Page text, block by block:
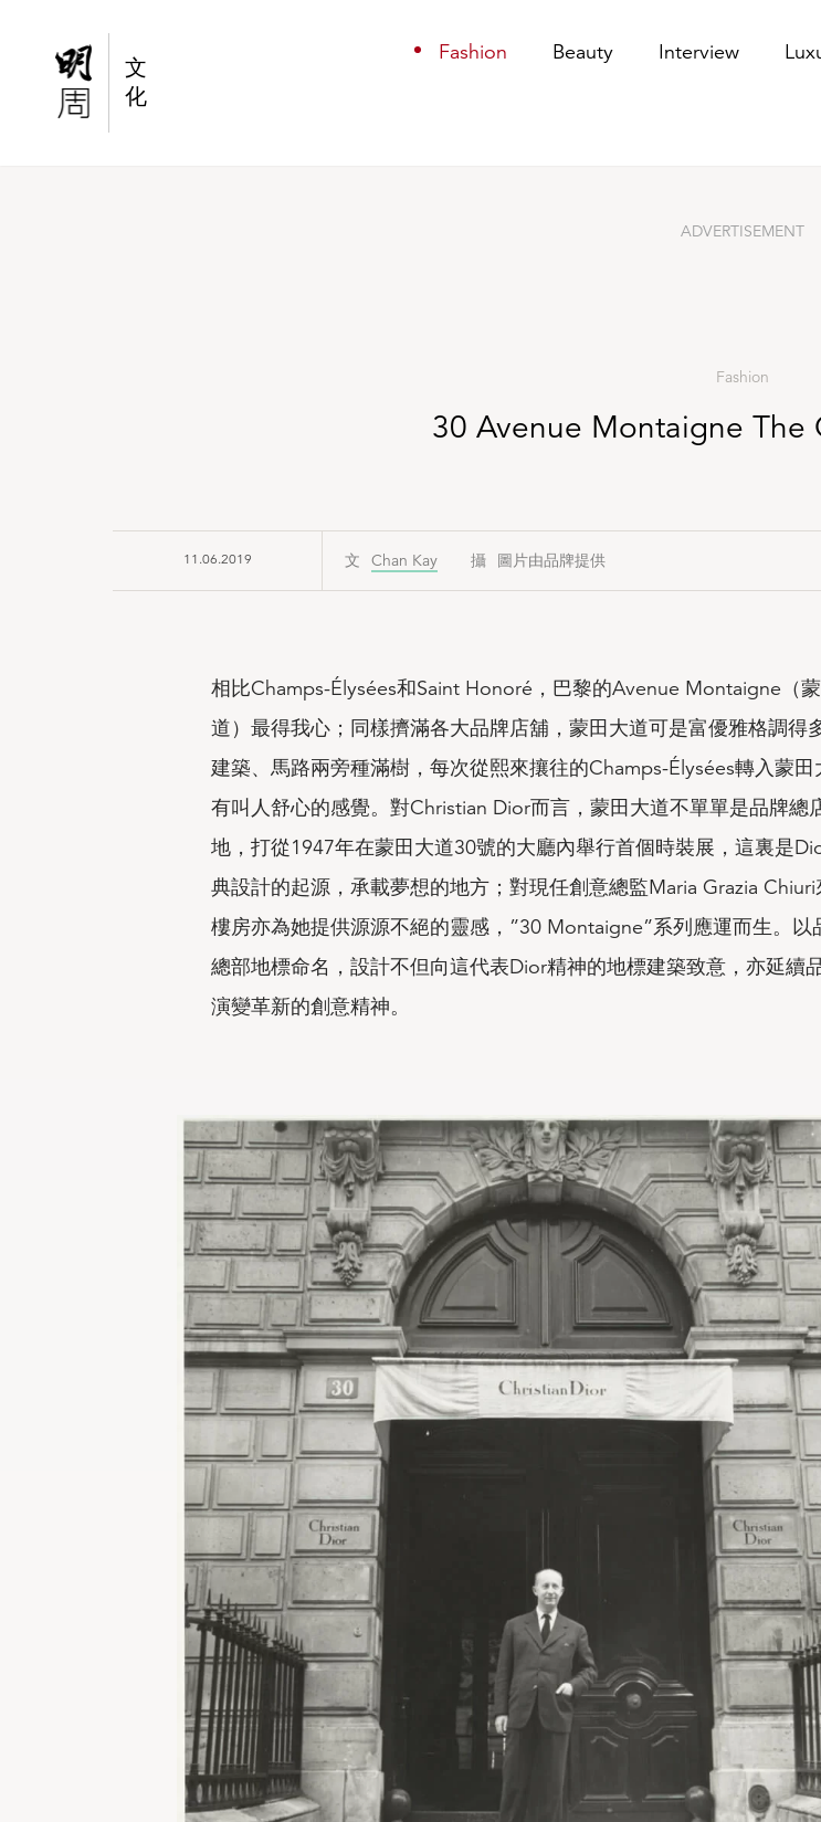
文
化
Fashion Beauty Interview
ADVERTISEMENT
Fashion
30 Avenue Montaigne The
11.06.2019 Chan Kay 圖片由品牌提供
相比Champs-Élysées和Saint Honoré，巴黎的Avenue Montaigne（
道）最得我心；同樣擠滿各大品牌店舖，蒙田大道可是富優雅格調得
建築、馬路兩旁種滿樹，每次從熙來攘往的Champs-Élysées轉入蒙田
有叫人舒心的感覺。對Christian Dior而言，蒙田大道不單單是品牌總
地，打從1947年在蒙田大道30號的大廳內舉行首個時裝展，這裏是
典設計的起源，承載夢想的地方；對現任創意總監Maria Grazia Chiuri
樓房亦為她提供源源不絕的靈感，”30 Montaigne”系列應運而生。以
總部地標命名，設計不但向這代表Dior精神的地標建築致意，亦延續
演變革新的創意精神。